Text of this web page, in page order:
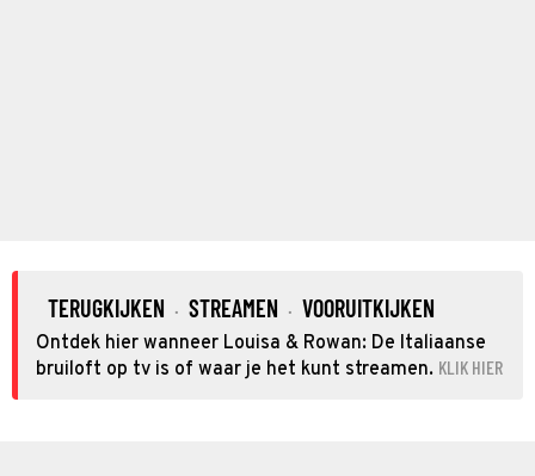
TERUGKIJKEN · STREAMEN · VOORUITKIJKEN
Ontdek hier wanneer Louisa & Rowan: De Italiaanse
bruiloft op tv is of waar je het kunt streamen. KLIK HIER